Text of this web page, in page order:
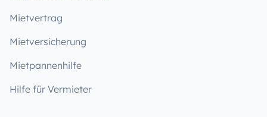
Mietvertrag
Mietversicherung
Mietpannenhilfe
Hilfe für Vermieter